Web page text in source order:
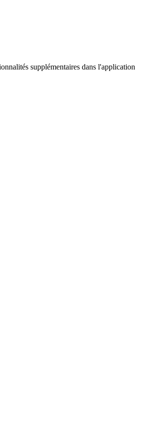
supplémentaires dans l'application